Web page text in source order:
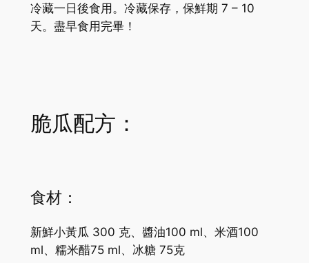
冷藏一日後食用。冷藏保存，保鮮期 7 – 10
天。盡早食用完畢！
脆瓜配方：
食材：
新鮮小黃瓜 300 克、醬油100 ml、米酒100
ml、糯米醋75 ml、冰糖 75克